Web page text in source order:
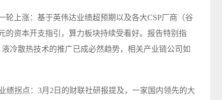
上涨：基于英伟达业绩超预期以及各大CSP厂商（谷
的资本开支指引，算力板块持续受看好。报告特别指
冷散热技术的推广已成必然趋势，相关产业链公司如
绩拐点：3月2日的财联社研报提及，一家国内领先的大